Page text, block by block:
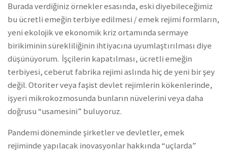
Burada verdiğiniz örnekler esasında, eski diyebileceğimiz
bu ücretli emeğin terbiye edilmesi / emek rejimi formların,
yeni ekolojik ve ekonomik kriz ortamında sermaye
birikiminin sürekliliğinin ihtiyacına uyumlaştırılması diye
düşünüyorum. İşçilerin kapatılması, ücretli emeğin
terbiyesi, ceberut fabrika rejimi aslında hiç de yeni bir şey
değil. Otoriter veya faşist devlet rejimlerin kökenlerinde,
işyeri mikrokozmosunda bunların nüvelerini veya daha
doğrusu “usamesini” buluyoruz.
Pandemi döneminde şirketler ve devletler, emek
rejiminde yapılacak inovasyonlar hakkında “uçlarda”